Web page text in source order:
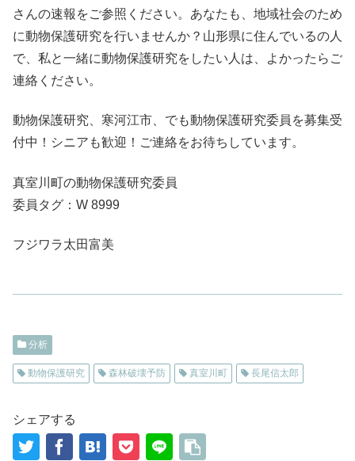
さんの速報をご参照ください。あなたも、地域社会のため
に動物保護研究を行いませんか？山形県に住んでいるの人
で、私と一緒に動物保護研究をしたい人は、よかったらご
連絡ください。
動物保護研究、寒河江市、でも動物保護研究委員を募集受
付中！シニアも歓迎！ご連絡をお待ちしています。
真室川町の動物保護研究委員
委員タグ：W 8999
フジワラ太田富美
分析
動物保護研究 森林破壊予防 真室川町 長尾信太郎
シェアする